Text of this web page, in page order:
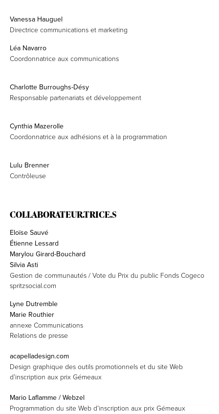
Vanessa Hauguel
Directrice communications et marketing
Léa Navarro
Coordonnatrice aux communications
Charlotte Burroughs-Désy
Responsable partenariats et développement
Cynthia Mazerolle
Coordonnatrice aux adhésions et à la programmation
Lulu Brenner
Contrôleuse
COLLABORATEUR.TRICE.S
Eloïse Sauvé
Étienne Lessard
Marylou Girard-Bouchard
Silvia Asti
Gestion de communautés / Vote du Prix du public Fonds Cogeco
spritzsocial.com
Lyne Dutremble
Marie Routhier
annexe Communications
Relations de presse
acapelladesign.com
Design graphique des outils promotionnels et du site Web
d’inscription aux prix Gémeaux
Mario Laflamme / Webzel
Programmation du site Web d’inscription aux prix Gémeaux